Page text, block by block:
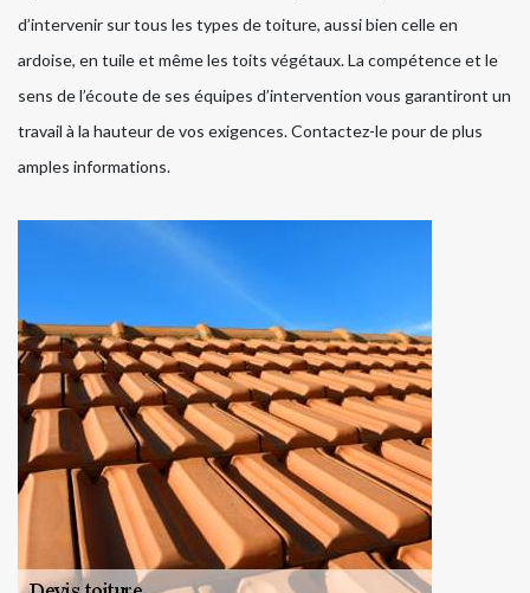
d’intervenir sur tous les types de toiture, aussi bien celle en
ardoise, en tuile et même les toits végétaux. La compétence et le
sens de l’écoute de ses équipes d’intervention vous garantiront un
travail à la hauteur de vos exigences. Contactez-le pour de plus
amples informations.